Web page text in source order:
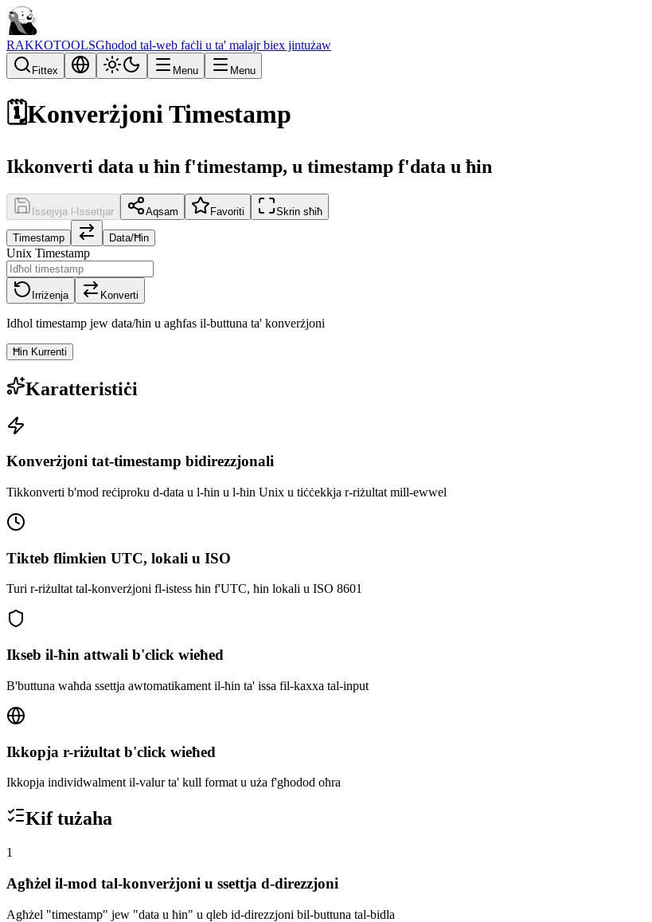
RAKKOTOOLSGħodod tal-web faċli u ta' malajr biex jintużaw
Fittex Menu Menu
🗓️Konverżjoni Timestamp
Ikkonverti data u ħin f'timestamp, u timestamp f'data u ħin
Issejvja l-Issettjar Aqsam Favoriti Skrin sħiħ
Timestamp Data/Ħin
Unix Timestamp
Irriżenja Konverti
Idħol timestamp jew data/ħin u agħfas il-buttuna ta' konverżjoni
Ħin Kurrenti
Karatteristiċi
Konverżjoni tat-timestamp bidirezzjonali
Tikkonverti b'mod reċiproku d-data u l-ħin u l-ħin Unix u tiċċekkja r-riżultat mill-ewwel
Tikteb flimkien UTC, lokali u ISO
Turi r-riżultat tal-konverżjoni fl-istess ħin f'UTC, ħin lokali u ISO 8601
Ikseb il-ħin attwali b'click wieħed
B'buttuna waħda ssettja awtomatikament il-ħin ta' issa fil-kaxxa tal-input
Ikkopja r-riżultat b'click wieħed
Ikkopja individwalment il-valur ta' kull format u uża f'għodod oħra
Kif tużaha
1
Agħżel il-mod tal-konverżjoni u ssettja d-direzzjoni
Agħżel "timestamp" jew "data u ħin" u qleb id-direzzjoni bil-buttuna tal-bidla